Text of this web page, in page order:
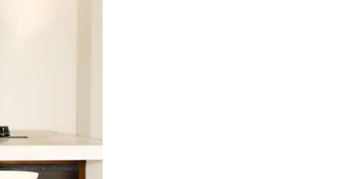
et en faisant glisser.